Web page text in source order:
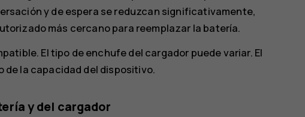
y de espera se reduzcan significativamente,
más cercano para reemplazar la batería.
El tipo de enchufe del cargador puede variar. El
de la capacidad del dispositivo.
y del cargador